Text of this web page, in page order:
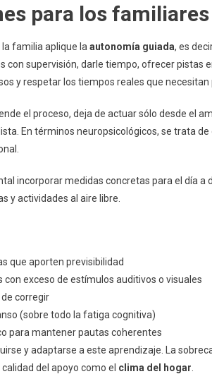
para los familiares
familia aplique la autonomía guiada, es
con supervisión, darle tiempo, ofrecer pistas
y respetar los tiempos reales que necesitan
el proceso, deja de actuar sólo desde el
En términos neuropsicológicos, se trata
incorporar medidas concretas para el día a
y actividades al aire libre.
que aporten previsibilidad
con exceso de estímulos auditivos o visuales
corregir
(sobre todo la fatiga cognitiva)
para mantener pautas coherentes
y adaptarse a este aprendizaje. La
del apoyo como el clima del hogar